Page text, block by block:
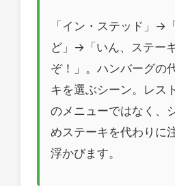
「イン・ステッド」→
ど」→「いん、ステー
ぞ！」。ハンバーグの
キを選ぶシーン。レス
のメニューではなく、
めステーキを代わりに
浮かびます。